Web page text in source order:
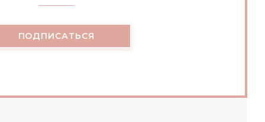
ПОДПИСАТЬСЯ